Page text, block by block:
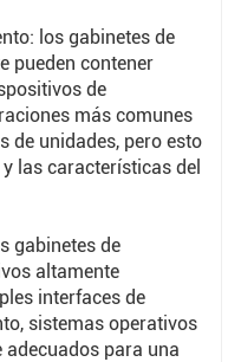
controladores de
supervisión y
los dispositivos de
la eficiencia y la
gabinetes de
altamente
interfaces de
sistemas operativos
los gabinetes de
pueden contener
de
más comunes
de unidades, pero esto
las características del
gabinetes de
altamente
interfaces de
sistemas operativos
adecuados para una